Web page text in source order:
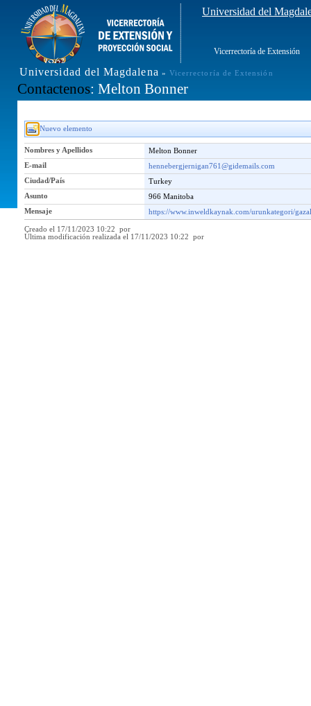
Universidad del
Vicerrectoría de Extensión
Universidad del Magdalena » Vicerrectoría de Extensión
Contactenos: Melton Bonner
Nuevo elemento
Nombres y Apellidos
Melton Bonner
E-mail
hennebergjernigan761@gidemails.com
Ciudad/País
Turkey
Asunto
966 Manitoba
Mensaje
https://www.inweldkaynak.com/urunkategori/
Creado el 17/11/2023 10:22 por
Última modificación realizada el 17/11/2023 10:22 por